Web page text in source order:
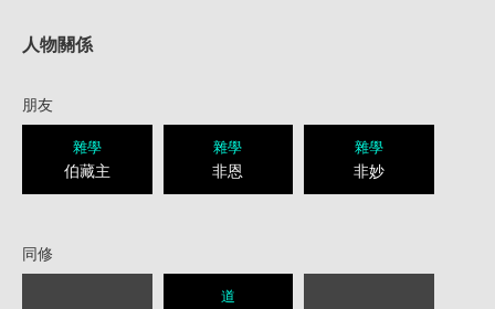
人物關係
朋友
雜學
伯藏主
雜學
非恩
雜學
非妙
同修
道